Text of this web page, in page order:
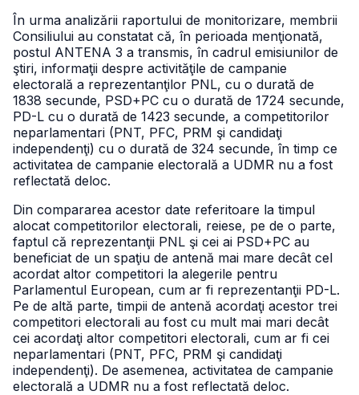
În urma analizării raportului de monitorizare, membrii
Consiliului au constatat că, în perioada menţionată,
postul ANTENA 3 a transmis, în cadrul emisiunilor de
ştiri, informaţii despre activităţile de campanie
electorală a reprezentanţilor PNL, cu o durată de
1838 secunde, PSD+PC cu o durată de 1724 secunde,
PD-L cu o durată de 1423 secunde, a competitorilor
neparlamentari (PNT, PFC, PRM şi candidaţi
independenţi) cu o durată de 324 secunde, în timp ce
activitatea de campanie electorală a UDMR nu a fost
reflectată deloc.
Din compararea acestor date referitoare la timpul
alocat competitorilor electorali, reiese, pe de o parte,
faptul că reprezentanţii PNL şi cei ai PSD+PC au
beneficiat de un spaţiu de antenă mai mare decât cel
acordat altor competitori la alegerile pentru
Parlamentul European, cum ar fi reprezentanţii PD-L.
Pe de altă parte, timpii de antenă acordaţi acestor trei
competitori electorali au fost cu mult mai mari decât
cei acordaţi altor competitori electorali, cum ar fi cei
neparlamentari (PNT, PFC, PRM şi candidaţi
independenţi). De asemenea, activitatea de campanie
electorală a UDMR nu a fost reflectată deloc.